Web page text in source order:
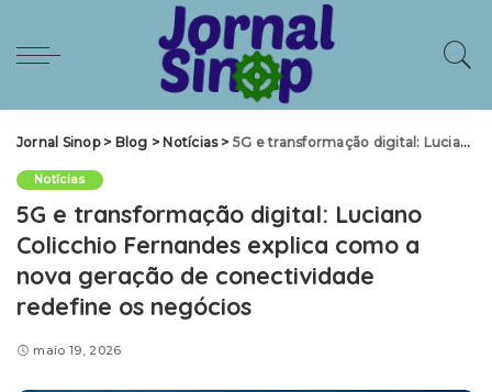
Jornal Sinop> Blog > Notícias> 5G e transformação digital: Luciano Colicchio Fernandes explica como a nova geração de conectividade redefine os negócios
Notícias
5G e transformação digital: Luciano
Colicchio Fernandes explica como a
nova geração de conectividade
redefine os negócios
maio 19, 2026